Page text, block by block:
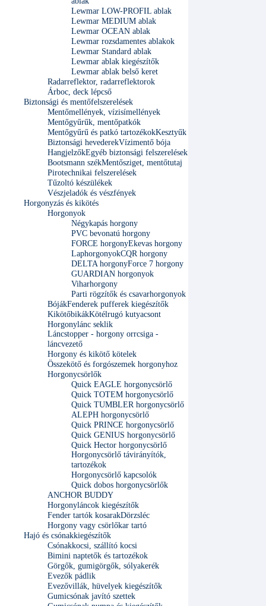
Lewmar LOW-PROFIL ablak
Lewmar MEDIUM ablak
Lewmar OCEAN ablak
Lewmar rozsdamentes ablakok
Lewmar Standard ablak
Lewmar ablak kiegészítők
Lewmar ablak belső keret
Radarreflektor, radarreflektorok
Árboc, deck lépcső
Biztonsági és mentőfelszerelések
Mentőmellények, vízisímellények
Mentőgyűrűk, mentőpatkók
Mentőgyűrű és patkó tartozékokKesztyűk
Biztonsági hevederekVízimentő bója
HangjelzőkEgyéb biztonsági felszerelések
Bootsmann székMentősziget, mentőtutaj
Pirotechnikai felszerelések
Tűzoltó készülékek
Vészjeladók és vészfények
Horgonyzás és kikötés
Horgonyok
Négykapás horgony
PVC bevonatú horgony
FORCE horgonyEkevas horgony
LaphorgonyokCQR horgony
DELTA horgonyForce 7 horgony
GUARDIAN horgonyok
Viharhorgony
Parti rögzítők és csavarhorgonyok
BójákFenderek pufferek kiegészítők
KikötőbikákKötélrugó kutyacsont
Horgonylánc seklik
Láncstopper - horgony orrcsiga -
láncvezető
Horgony és kikötő kötelek
Összekötő és forgószemek horgonyhoz
Horgonycsörlők
Quick EAGLE horgonycsörlő
Quick TOTEM horgonycsörlő
Quick TUMBLER horgonycsörlő
ALEPH horgonycsörlő
Quick PRINCE horgonycsörlő
Quick GENIUS horgonycsörlő
Quick Hector horgonycsörlő
Horgonycsörlő távirányítók,
tartozékok
Horgonycsörlő kapcsolók
Quick dobos horgonycsörlők
ANCHOR BUDDY
Horgonyláncok kiegészítők
Fender tartók kosarakDörzsléc
Horgony vagy csörlőkar tartó
Hajó és csónakkiegészítők
Csónakkocsi, szállító kocsi
Bimini naptetők és tartozékok
Görgők, gumigörgők, sólyakerék
Evezők pádlik
Evezővillák, hüvelyek kiegészítők
Gumicsónak javító szettek